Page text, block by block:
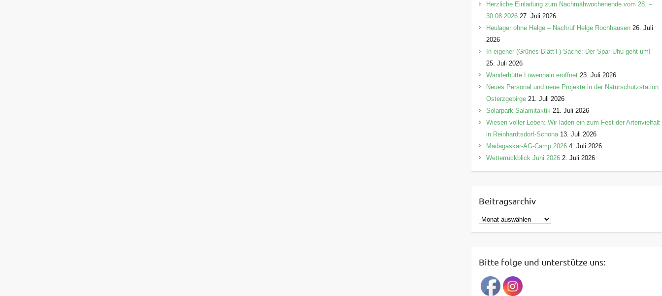
Herzliche Einladung zum Nachmähwochenende vom 28. –
30.08.2026 27. Juli 2026
Heulager ohne Helge – Nachruf Helge Rochhausen 26. Juli
2026
In eigener (Grünes-Blätt’l-) Sache: Der Spar-Uhu geht um!
25. Juli 2026
Wanderhütte Löwenhain eröffnet 23. Juli 2026
Neues Personal und neue Projekte in der Naturschutzstation
Osterzgebirge 21. Juli 2026
Solarpark-Salamitaktik 21. Juli 2026
Wiesen voller Leben: Wir laden ein zum Fest der Artenvielfalt
in Reinhardtsdorf-Schöna 13. Juli 2026
Madagaskar-AG-Camp 2026 4. Juli 2026
Wetterrückblick Juni 2026 2. Juli 2026
Beitragsarchiv
B
e
r
g
Bitte folge und unterstütze uns: